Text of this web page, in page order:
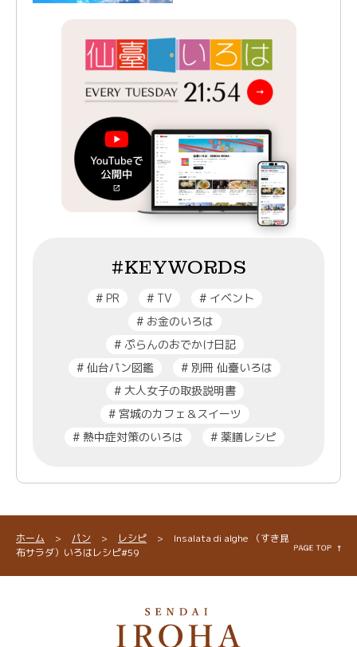
#KEYWORDS
#PR #TV #イベント
#お金のいろは
#ぷらんのおでかけ日記
# 仙台パン図鑑 # 別冊 仙臺いろは
#大人女子の取扱説明書
#宮城のカフェ＆スイーツ
# 熱中症対策のいろは # 薬膳レシピ
ホーム > パン > レシピ >
Insalata di alghe （すき昆
布サラダ）いろはレシピ#59